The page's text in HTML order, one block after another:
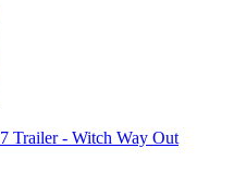
Trailer - Witch Way Out